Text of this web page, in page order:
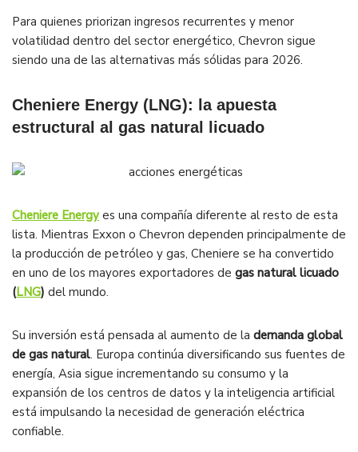
Para quienes priorizan ingresos recurrentes y menor
volatilidad dentro del sector energético, Chevron sigue
siendo una de las alternativas más sólidas para 2026.
Cheniere Energy (LNG): la apuesta
estructural al gas natural licuado
Cheniere Energyes una compañía diferente al resto de esta
lista. Mientras Exxon o Chevron dependen principalmente de
la producción de petróleo y gas, Cheniere se ha convertido
en uno de los mayores exportadores de gas natural licuado
(LNG) del mundo.
Su inversión está pensada al aumento de la demanda global
de gas natural. Europa continúa diversificando sus fuentes de
energía, Asia sigue incrementando su consumo y la
expansión de los centros de datos y la inteligencia artificial
está impulsando la necesidad de generación eléctrica
confiable.